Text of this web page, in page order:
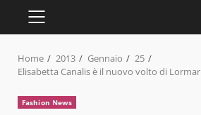
PRIMARY
MENU
Home 2013 Gennaio
25
Elisabetta Canalis è il nuovo volto di Lormar
Fashion News